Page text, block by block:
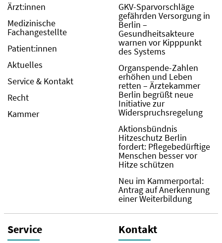
Ärzt:innen
Medizinische
Fachangestellte
Patient:innen
Aktuelles
Service & Kontakt
Recht
Kammer
GKV-Sparvorschläge
gefährden Versorgung in
Berlin –
Gesundheitsakteure
warnen vor Kipppunkt
des Systems
Organspende-Zahlen
erhöhen und Leben
retten – Ärztekammer
Berlin begrüßt neue
Initiative zur
Widerspruchsregelung
Aktionsbündnis
Hitzeschutz Berlin
fordert: Pflegebedürftige
Menschen besser vor
Hitze schützen
Neu im Kammerportal:
Antrag auf Anerkennung
einer Weiterbildung
Service Kontakt